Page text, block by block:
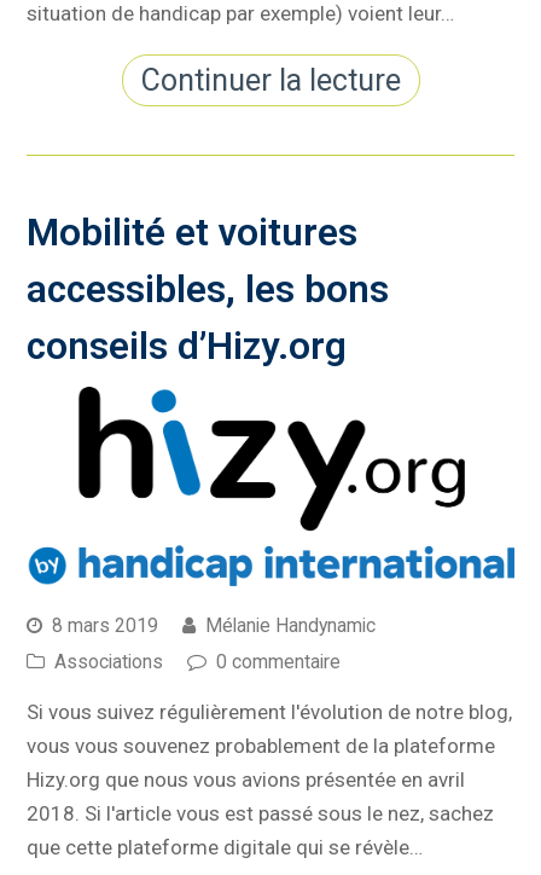
situation de handicap par exemple) voient leur…
Continuer la lecture
Mobilité et voitures
accessibles, les bons
conseils d’Hizy.org
8 mars 2019
Mélanie Handynamic
Associations
0 commentaire
Si vous suivez régulièrement l'évolution de notre blog,
vous vous souvenez probablement de la plateforme
Hizy.org que nous vous avions présentée en avril
2018. Si l'article vous est passé sous le nez, sachez
que cette plateforme digitale qui se révèle…